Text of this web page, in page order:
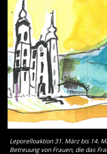
Leporelloaktion 31. März bis 14.
Betreuung von Frauen, die das